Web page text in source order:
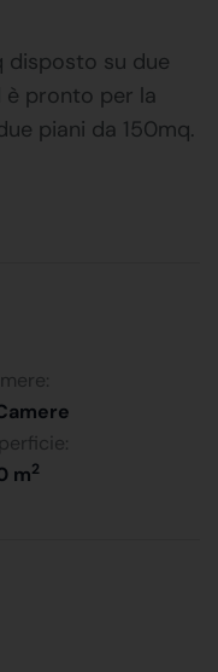
disposto su due
è pronto per la
piani da 150mq.
m2